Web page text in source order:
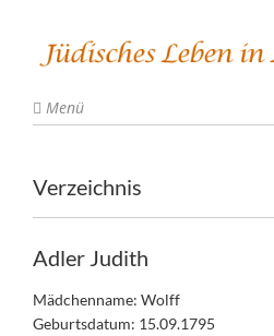
Menü
Verzeichnis
Adler Judith
Mädchenname: Wolff
Geburtsdatum: 15.09.1795